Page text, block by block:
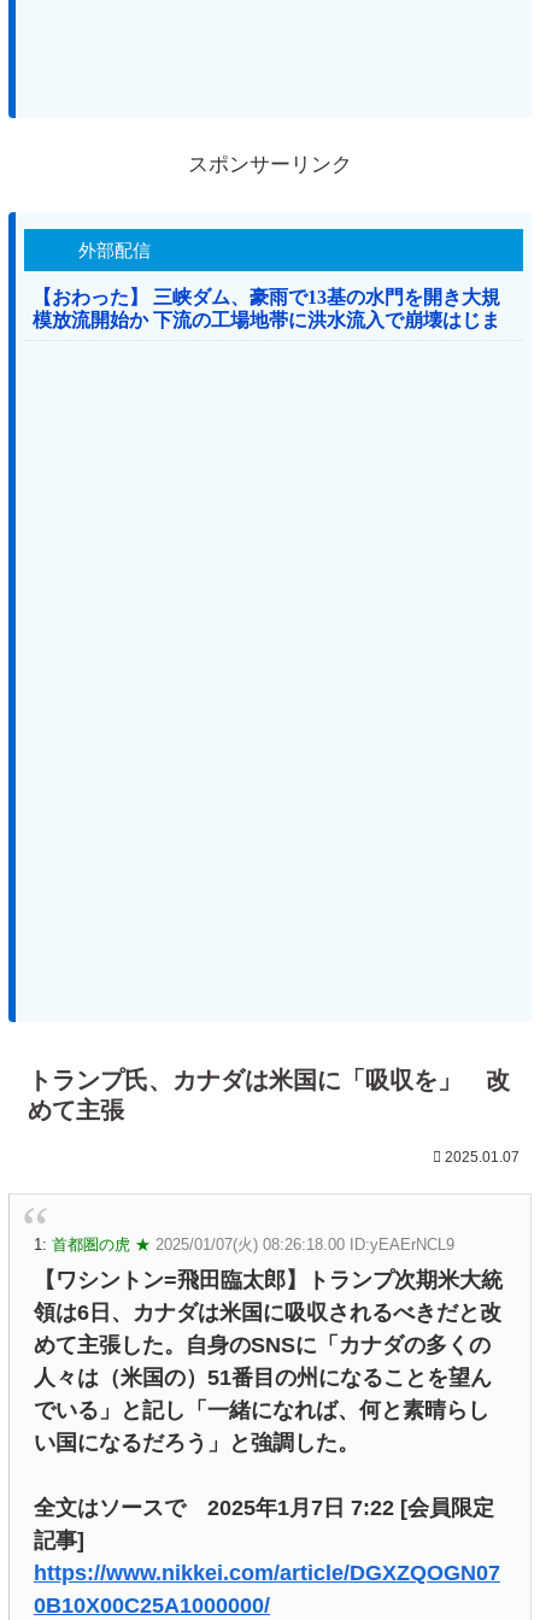
スポンサーリンク
外部配信
【おわった】 三峡ダム、豪雨で13基の水門を開き大規
模放流開始か 下流の工場地帯に洪水流入で崩壊はじま
る
トランプ氏、カナダは米国に「吸収を」 改
めて主張
2025.01.07
1: 首都圏の虎 ★ 2025/01/07(火) 08:26:18.00 ID:yEAErNCL9
【ワシントン=飛田臨太郎】トランプ次期米大統
領は6日、カナダは米国に吸収されるべきだと改
めて主張した。自身のSNSに「カナダの多くの
人々は（米国の）51番目の州になることを望ん
でいる」と記し「一緒になれば、何と素晴らし
い国になるだろう」と強調した。
全文はソースで 2025年1月7日 7:22 [会員限定
記事]
https://www.nikkei.com/article/DGXZQOGN07
0B10X00C25A1000000/